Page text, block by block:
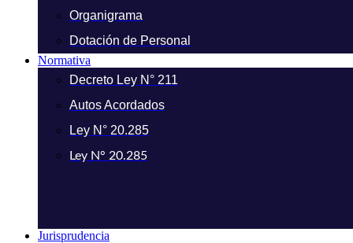
Organigrama
Dotación de Personal
Normativa
Decreto Ley N° 211
Autos Acordados
Ley N° 20.285
Ley N° 20.285
Jurisprudencia